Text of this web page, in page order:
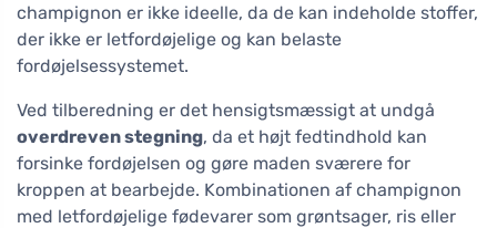
champignon er ikke ideelle, da de kan indeholde stoffer,
der ikke er letfordøjelige og kan belaste
fordøjelsessystemet.
Ved tilberedning er det hensigtsmæssigt at undgå
overdreven stegning, da et højt fedtindhold kan
forsinke fordøjelsen og gøre maden sværere for
kroppen at bearbejde. Kombinationen af champignon
med letfordøjelige fødevarer som grøntsager, ris eller